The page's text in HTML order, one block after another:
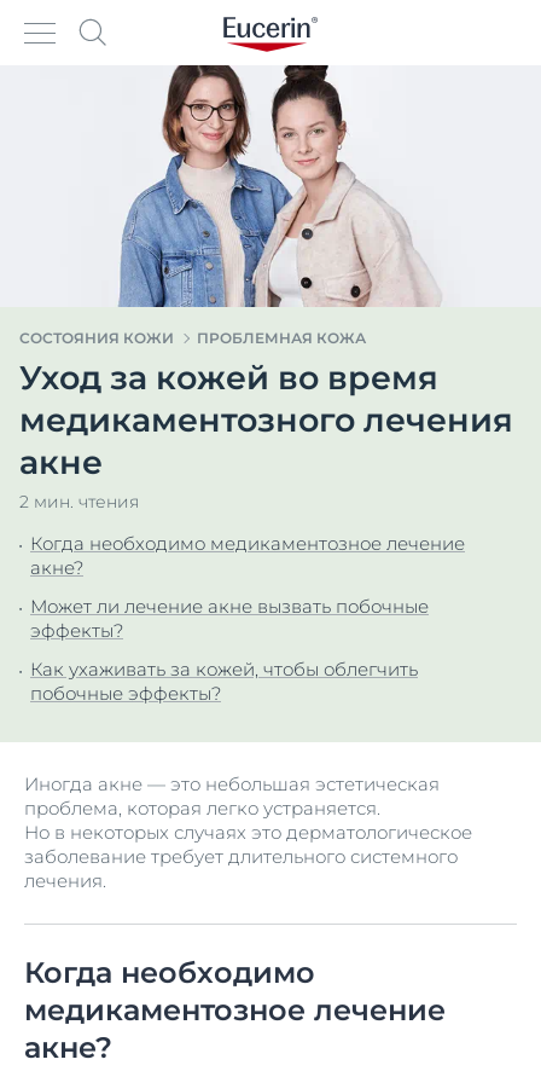
СОСТОЯНИЯ КОЖИ ПРОБЛЕМНАЯ КОЖА
Уход за кожей во время
медикаментозного лечения
акне
2 мин. чтения
Когда необходимо медикаментозное лечение
акне?
Может ли лечение акне вызвать побочные
эффекты?
Как ухаживать за кожей, чтобы облегчить
побочные эффекты?
Иногда акне — это небольшая эстетическая
проблема, которая легко устраняется.
Но в некоторых случаях это дерматологическое
заболевание требует длительного системного
лечения.
Когда необходимо
медикаментозное лечение
акне?